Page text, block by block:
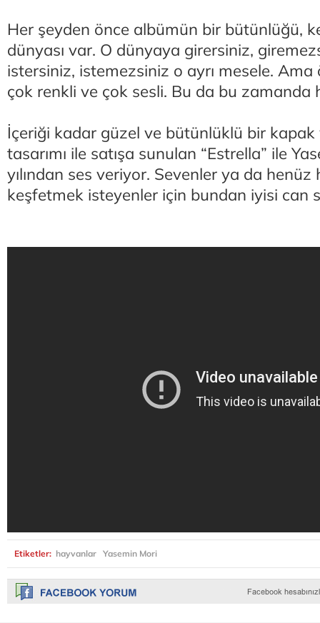
Her şeyden önce albümün bir bütünlüğü,
dünyası var. O dünyaya girersiniz,
istersiniz, istemezsiniz o ayrı mesele.
çok renkli ve çok sesli. Bu da bu zamanda
İçeriği kadar güzel ve bütünlüklü bir
tasarımı ile satışa sunulan “Estrella” ile
yılından ses veriyor. Sevenler ya da
keşfetmek isteyenler için bundan iyisi can
Etiketler: hayvanlar Yasemin Mori